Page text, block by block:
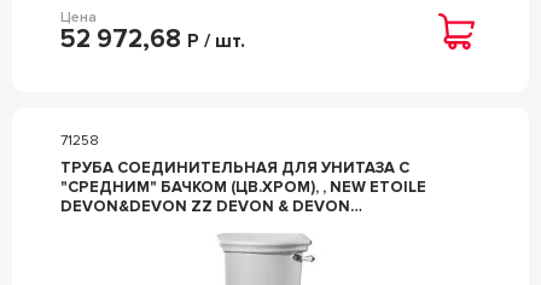
Цена
52 972,68 Р / шт.
71258
ТРУБА СОЕДИНИТЕЛЬНАЯ ДЛЯ УНИТАЗА С
"СРЕДНИМ" БАЧКОМ (ЦВ.ХРОМ), , NEW ETOILE
DEVON&DEVON ZZ DEVON & DEVON